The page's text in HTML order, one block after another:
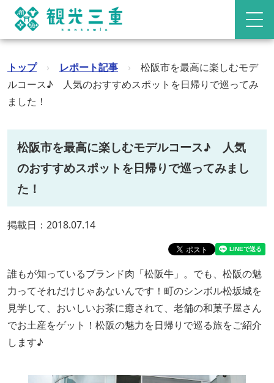
トップ › レポート記事 ›
松阪市を最高に楽しむモデ
ルコース♪ 人気のおすすめスポットを日帰りで巡ってみ
ました！
松阪市を最高に楽しむモデルコース♪ 人気
のおすすめスポットを日帰りで巡ってみまし
た！
掲載日：2018.07.14
誰もが知っているブランド肉「松阪牛」。でも、松阪の魅
力ってそれだけじゃあないんです！町のシンボル松坂城を
見学して、おいしいお茶に癒されて、老舗の和菓子屋さん
でお土産をゲット！松阪の魅力を日帰りで巡る旅をご紹介
します♪